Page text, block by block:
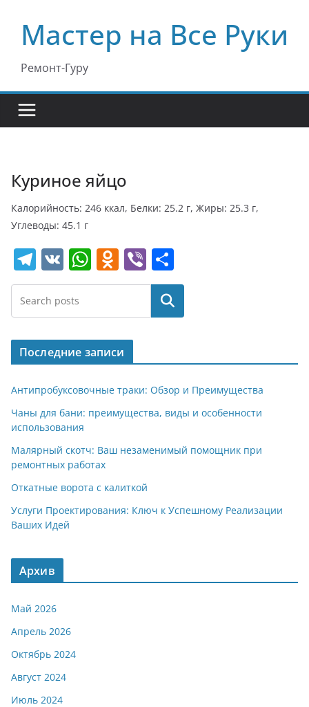
содержимому
Мастер на Все Руки
Ремонт-Гуру
Куриное яйцо
Калорийность: 246 ккал, Белки: 25.2 г, Жиры: 25.3 г,
Углеводы: 45.1 г
T
el
e
gr
a
m
V
K
W
h
s
A
p
p
O
d
o
kl
a
ss
ni
Vi
b
er
т
п
р
в
и
т
Поиск
Последние записи
Антипробуксовочные траки: Обзор и Преимущества
Чаны для бани: преимущества, виды и особенности
использования
Малярный скотч: Ваш незаменимый помощник при
ремонтных работах
Откатные ворота с калиткой
Услуги Проектирования: Ключ к Успешному Реализации
Ваших Идей
Архив
Май 2026
Апрель 2026
Октябрь 2024
Август 2024
Июль 2024